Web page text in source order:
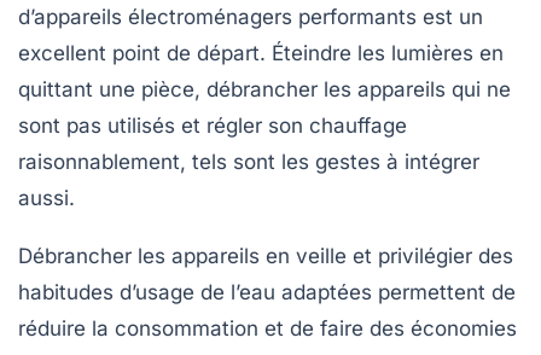
d’appareils électroménagers performants est un
excellent point de départ. Éteindre les lumières en
quittant une pièce, débrancher les appareils qui ne
sont pas utilisés et régler son chauffage
raisonnablement, tels sont les gestes à intégrer
aussi.
Débrancher les appareils en veille et privilégier des
habitudes d’usage de l’eau adaptées permettent de
réduire la consommation et de faire des économies